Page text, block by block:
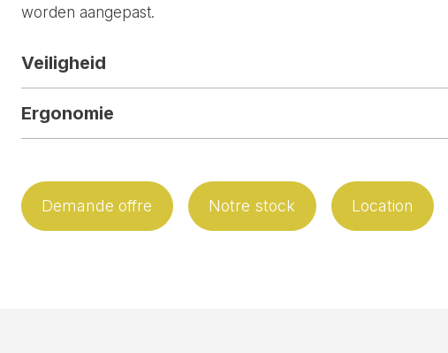
worden aangepast.
Veiligheid
Ergonomie
Demande offre Notre stock Location